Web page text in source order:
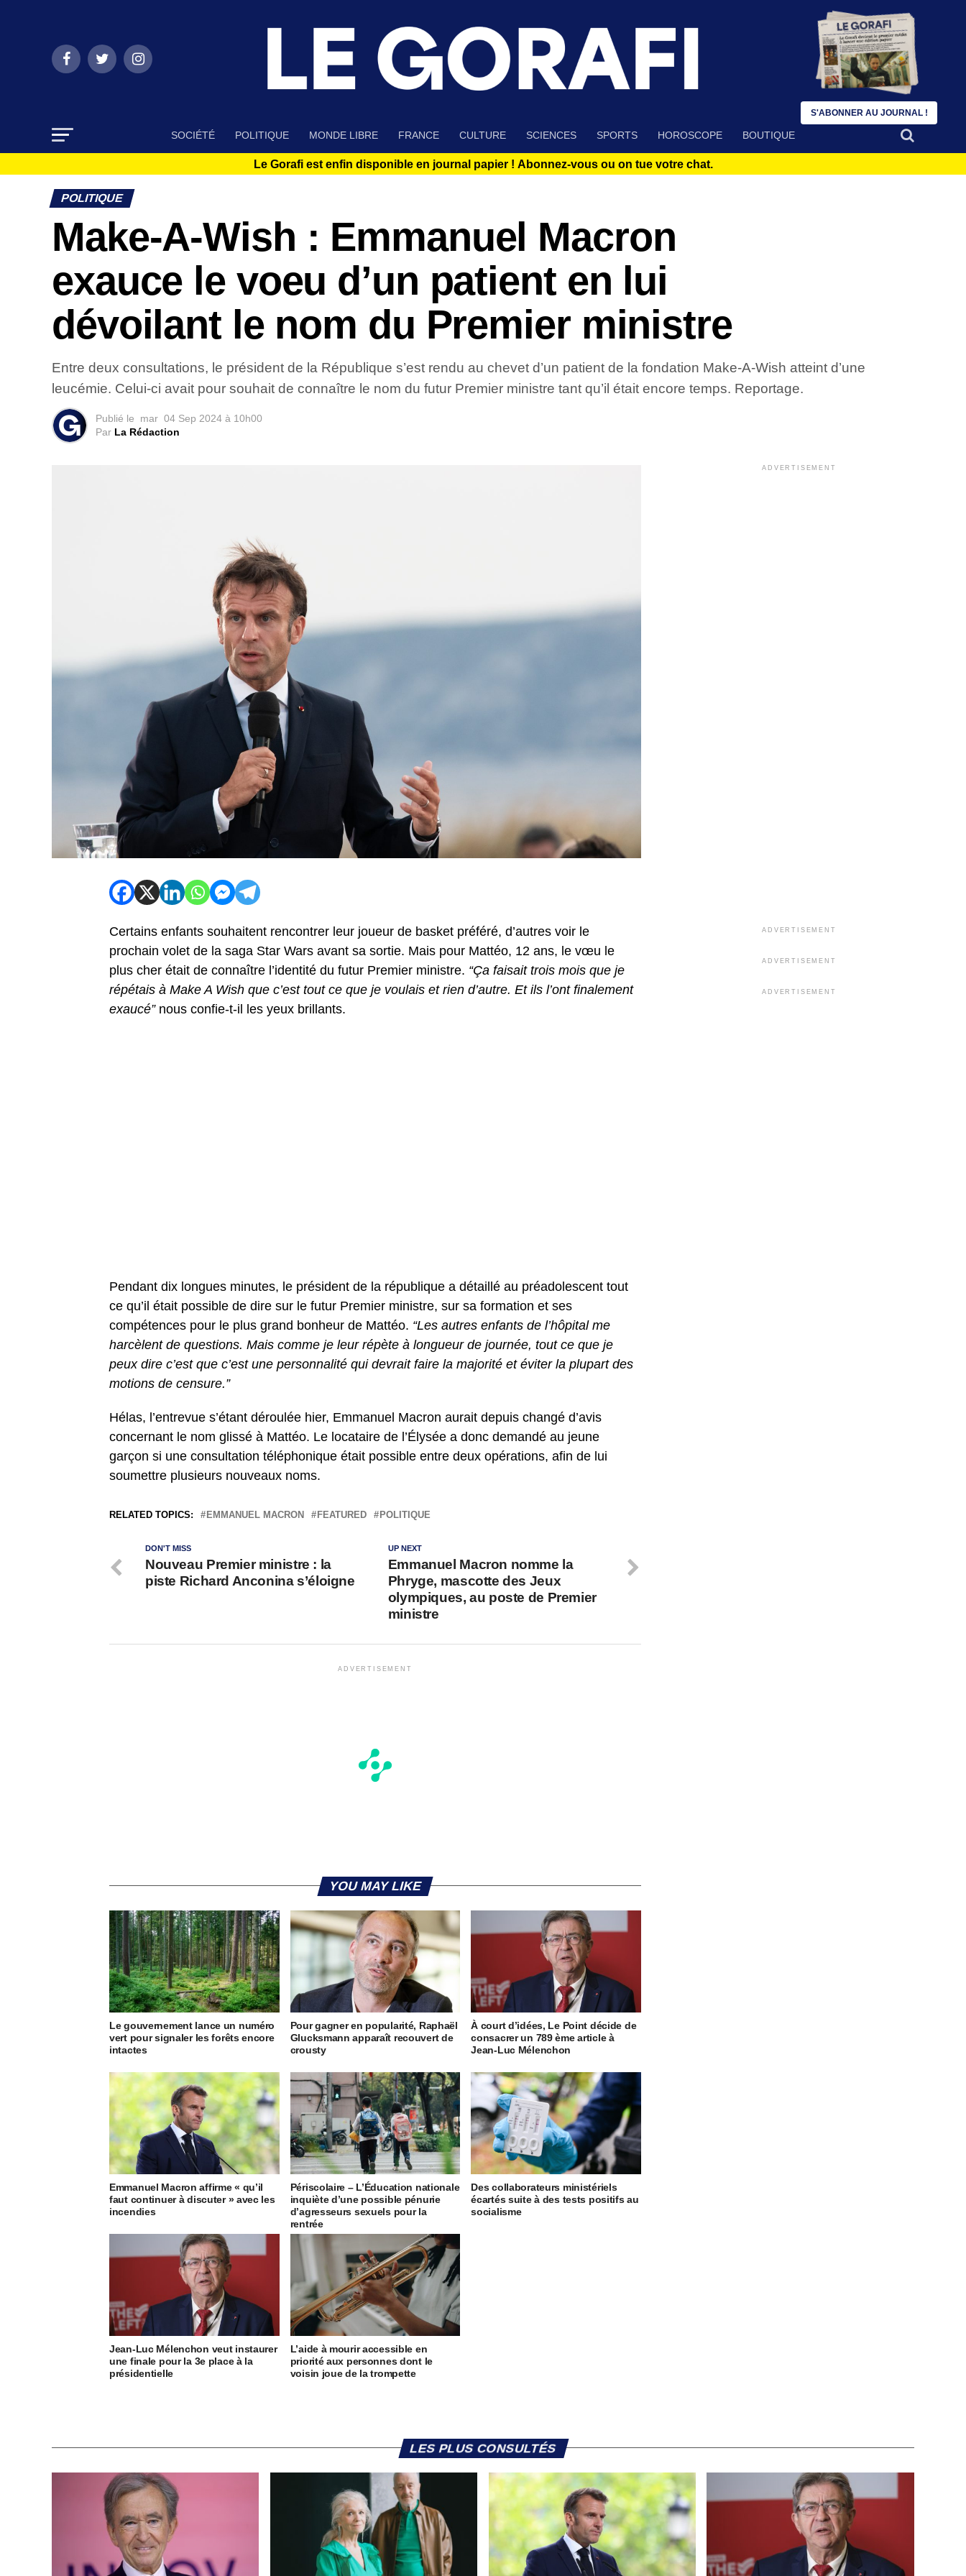
SOCIÉTÉ POLITIQUE MONDE LIBRE FRANCE CULTURE SCIENCES SPORTS HOROSCOPE BOUTIQUE
Le Gorafi est enfin disponible en journal papier ! Abonnez-vous ou on tue votre chat.
POLITIQUE
Make-A-Wish : Emmanuel Macron
exauce le voeu d’un patient en lui
dévoilant le nom du Premier ministre
Entre deux consultations, le président de la République s’est rendu au chevet d’un patient de la fondation Make-A-Wish atteint d’une
leucémie. Celui-ci avait pour souhait de connaître le nom du futur Premier ministre tant qu’il était encore temps. Reportage.
Publié le mar 04 Sep 2024 à 10h00
Par La Rédaction
Certains enfants souhaitent rencontrer leur joueur de basket préféré, d’autres voir le
prochain volet de la saga Star Wars avant sa sortie. Mais pour Mattéo, 12 ans, le vœu le
plus cher était de connaître l’identité du futur Premier ministre. “Ça faisait trois mois que je
répétais à Make A Wish que c’est tout ce que je voulais et rien d’autre. Et ils l’ont finalement
exaucé”nous confie-t-il les yeux brillants.
Pendant dix longues minutes, le président de la république a détaillé au préadolescent tout
ce qu’il était possible de dire sur le futur Premier ministre, sur sa formation et ses
compétences pour le plus grand bonheur de Mattéo. “Les autres enfants de l’hôpital me
harcèlent de questions. Mais comme je leur répète à longueur de journée, tout ce que je
peux dire c’est que c’est une personnalité qui devrait faire la majorité et éviter la plupart des
motions de censure.”
Hélas, l’entrevue s’étant déroulée hier, Emmanuel Macron aurait depuis changé d’avis
concernant le nom glissé à Mattéo. Le locataire de l’Élysée a donc demandé au jeune
garçon si une consultation téléphonique était possible entre deux opérations, afin de lui
soumettre plusieurs nouveaux noms.
RELATED TOPICS: EMMANUEL MACRON FEATURED POLITIQUE
UP NEXT
Emmanuel Macron nomme la
Phryge, mascotte des Jeux
olympiques, au poste de Premier
ministre
DON'T MISS
Nouveau Premier ministre : la
piste Richard Anconina s’éloigne
ADVERTISEMENT
YOU MAY LIKE
Le gouvernement lance un numéro
vert pour signaler les forêts encore
intactes
Pour gagner en popularité, Raphaël
Glucksmann apparaît recouvert de
crousty
À court d’idées, Le Point décide de
consacrer un 789 ème article à
Jean-Luc Mélenchon
Emmanuel Macron affirme « qu’il
faut continuer à discuter » avec les
incendies
Périscolaire – L’Éducation nationale
inquiète d’une possible pénurie
d’agresseurs sexuels pour la
rentrée
Des collaborateurs ministériels
écartés suite à des tests positifs au
socialisme
Jean-Luc Mélenchon veut instaurer
une finale pour la 3e place à la
présidentielle
L’aide à mourir accessible en
priorité aux personnes dont le
voisin joue de la trompette
ADVERTISEMENT
ADVERTISEMENT
ADVERTISEMENT
ADVERTISEMENT
LES PLUS CONSULTÉS
S'ABONNER AU JOURNAL !